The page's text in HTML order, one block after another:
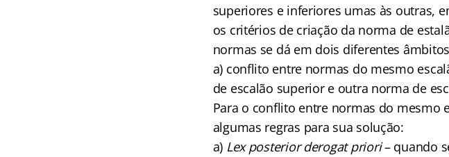
superiores e inferiores umas às outras,
os critérios de criação da norma de
normas se dá em dois diferentes
a) conflito entre normas do mesmo
de escalão superior e outra norma de
Para o conflito entre normas do mesmo
algumas regras para sua solução:
a) Lex posterior derogat priori– quando